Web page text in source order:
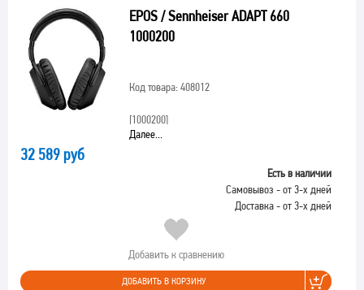
EPOS / Sennheiser ADAPT 660
1000200
Код товара: 408012
[1000200]
Далее...
32 589 руб
Есть в наличии
Самовывоз - от 3-х дней
Доставка - от 3-х дней
Добавить к сравнению
ДОБАВИТЬ В КОРЗИНУ